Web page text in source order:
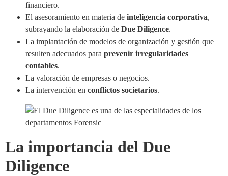
financiero.
El asesoramiento en materia de inteligencia corporativa,
subrayando la elaboración de Due Diligence.
La implantación de modelos de organización y gestión que
resulten adecuados para prevenir irregularidades
contables.
La valoración de empresas o negocios.
La intervención en conflictos societarios.
La importancia del Due
Diligence